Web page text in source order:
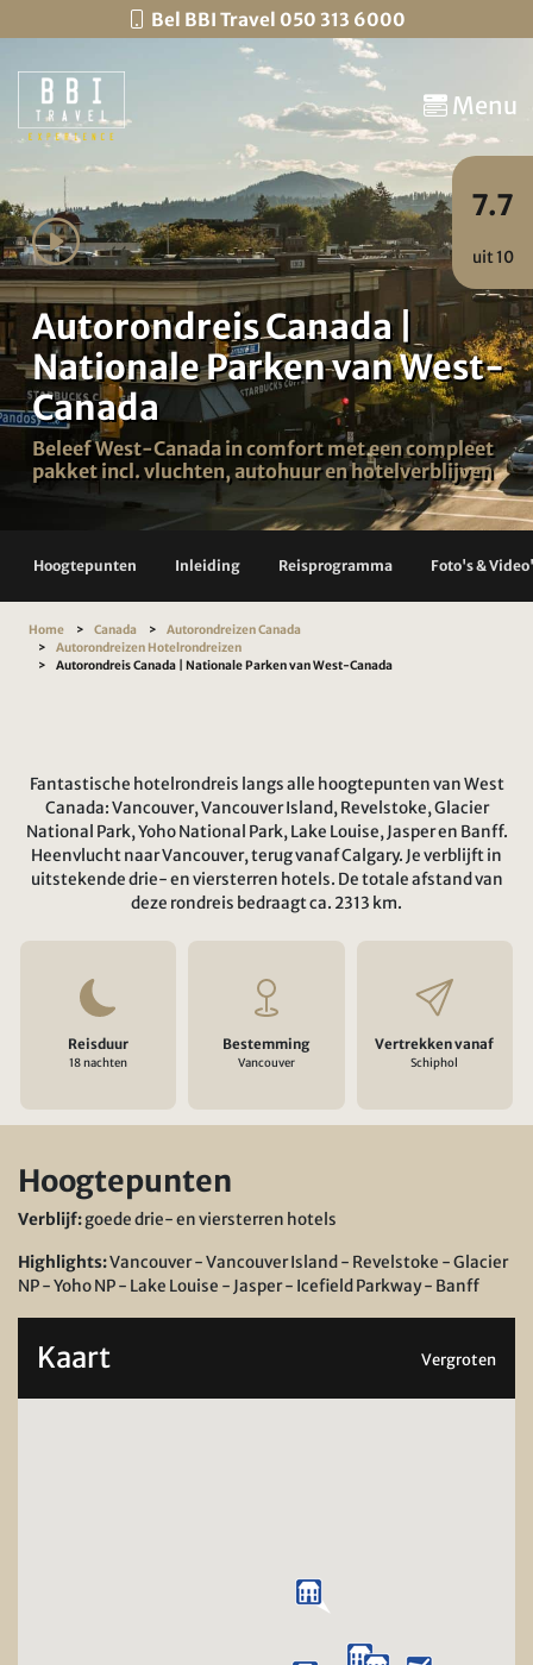
Bel BBI Travel 050 313 6000
Menu
7.7
uit 10
Autorondreis Canada |
Nationale Parken van West-
Canada
Beleef West-Canada in comfort met een compleet
pakket incl. vluchten, autohuur en hotelverblijven
Hoogtepunten Inleiding Reisprogramma Foto's &
Home Canada
Autorondreizen Canada
Autorondreizen Hotelrondreizen
Autorondreis Canada | Nationale Parken van West-Canada
Fantastische hotelrondreis langs alle hoogtepunten van West
Canada: Vancouver, Vancouver Island, Revelstoke, Glacier
National Park, Yoho National Park, Lake Louise, Jasper en Banff.
Heenvlucht naar Vancouver, terug vanaf Calgary. Je verblijft in
uitstekende drie- en viersterren hotels. De totale afstand van
deze rondreis bedraagt ca. 2313 km.
Reisduur
18 nachten
Bestemming
Vancouver
Vertrekken vanaf
Schiphol
Hoogtepunten
Verblijf:goede drie- en viersterren hotels
Highlights:Vancouver - Vancouver Island - Revelstoke - Glacier
NP - Yoho NP - Lake Louise - Jasper - Icefield Parkway - Banff
Kaart Vergroten